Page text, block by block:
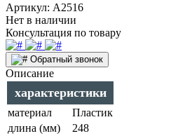
Артикул: A2516
Нет в наличии
Консультация по товару
Обратный звонок
Описание
характеристики
материал
Пластик
длина (мм)
248